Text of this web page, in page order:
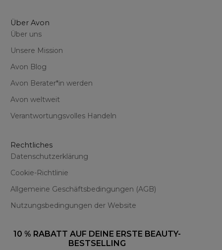
Über Avon
Über uns
Unsere Mission
Avon Blog
Avon Berater*in werden
Avon weltweit
Verantwortungsvolles Handeln
Rechtliches
Datenschutzerklärung
Cookie-Richtlinie
Allgemeine Geschäftsbedingungen (AGB)
Nutzungsbedingungen der Website
10 % RABATT AUF DEINE ERSTE BEAUTY-
BESTSELLING